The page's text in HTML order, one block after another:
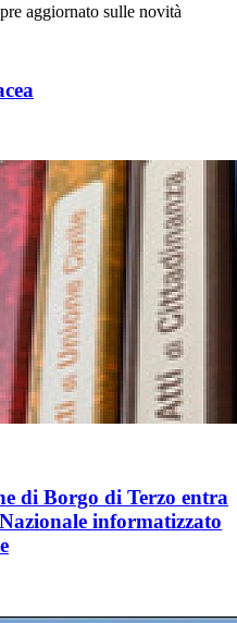
aggiornato sulle novità
di Borgo di Terzo entra
informatizzato